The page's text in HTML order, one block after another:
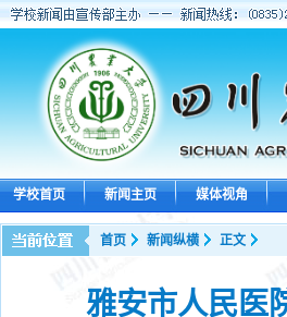
学校首页 新闻主页 媒体视角
首页 新闻纵横 正文
雅安市人民医